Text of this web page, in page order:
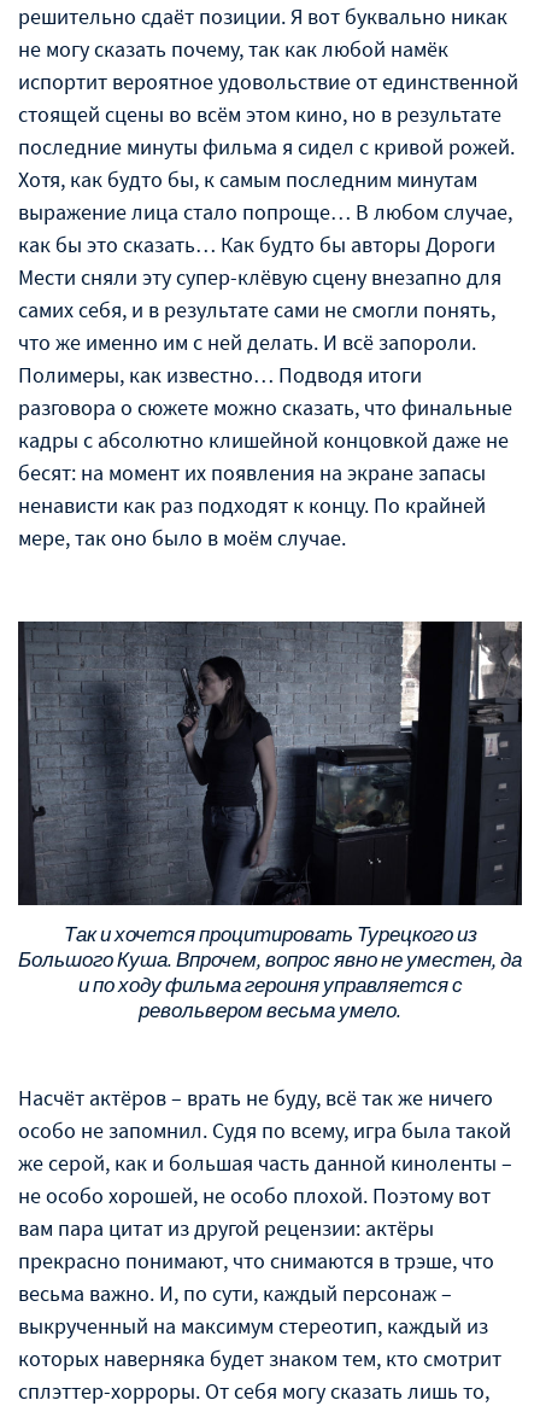
решительно сдаёт позиции. Я вот буквально никак
не могу сказать почему, так как любой намёк
испортит вероятное удовольствие от единственной
стоящей сцены во всём этом кино, но в результате
последние минуты фильма я сидел с кривой рожей.
Хотя, как будто бы, к самым последним минутам
выражение лица стало попроще… В любом случае,
как бы это сказать… Как будто бы авторы Дороги
Мести сняли эту супер-клёвую сцену внезапно для
самих себя, и в результате сами не смогли понять,
что же именно им с ней делать. И всё запороли.
Полимеры, как известно… Подводя итоги
разговора о сюжете можно сказать, что финальные
кадры с абсолютно клишейной концовкой даже не
бесят: на момент их появления на экране запасы
ненависти как раз подходят к концу. По крайней
мере, так оно было в моём случае.
Так и хочется процитировать Турецкого из
Большого Куша. Впрочем, вопрос явно не уместен, да
и по ходу фильма героиня управляется с
револьвером весьма умело.
Насчёт актёров – врать не буду, всё так же ничего
особо не запомнил. Судя по всему, игра была такой
же серой, как и большая часть данной киноленты –
не особо хорошей, не особо плохой. Поэтому вот
вам пара цитат из другой рецензии: актёры
прекрасно понимают, что снимаются в трэше, что
весьма важно. И, по сути, каждый персонаж –
выкрученный на максимум стереотип, каждый из
которых наверняка будет знаком тем, кто смотрит
сплэттер-хорроры. От себя могу сказать лишь то,